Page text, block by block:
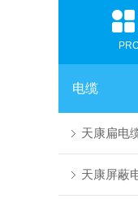
电缆
天康扁电
天康屏蔽